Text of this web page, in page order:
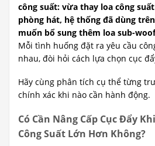
công suất: vừa thay loa công
phòng hát, hệ thống đã dùng
muốn bổ sung thêm loa sub-
Mỗi tình huống đặt ra yêu cầu
nhau, đòi hỏi cách lựa chọn cục
Hãy cùng phân tích cụ thể từng
chính xác khi nào cần hành động.
Có Cần Nâng Cấp Cục Đẩy
Công Suất Lớn Hơn Không?